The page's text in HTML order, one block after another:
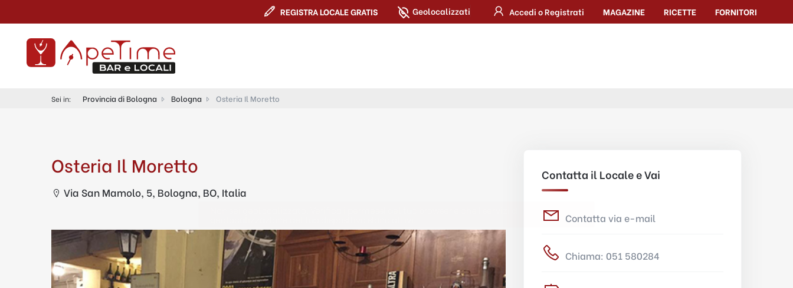
REGISTRA LOCALE GRATIS Geolocalizzati Accedi o Registrati MAGAZINE RICETTE FORNITORI
Sei in: Provincia di Bologna Bologna Osteria Il Moretto
Osteria Il Moretto
Via San Mamolo, 5, Bologna, BO, Italia
Contatta il Locale e Vai
Contatta via e-mail
Chiama: 051 580284